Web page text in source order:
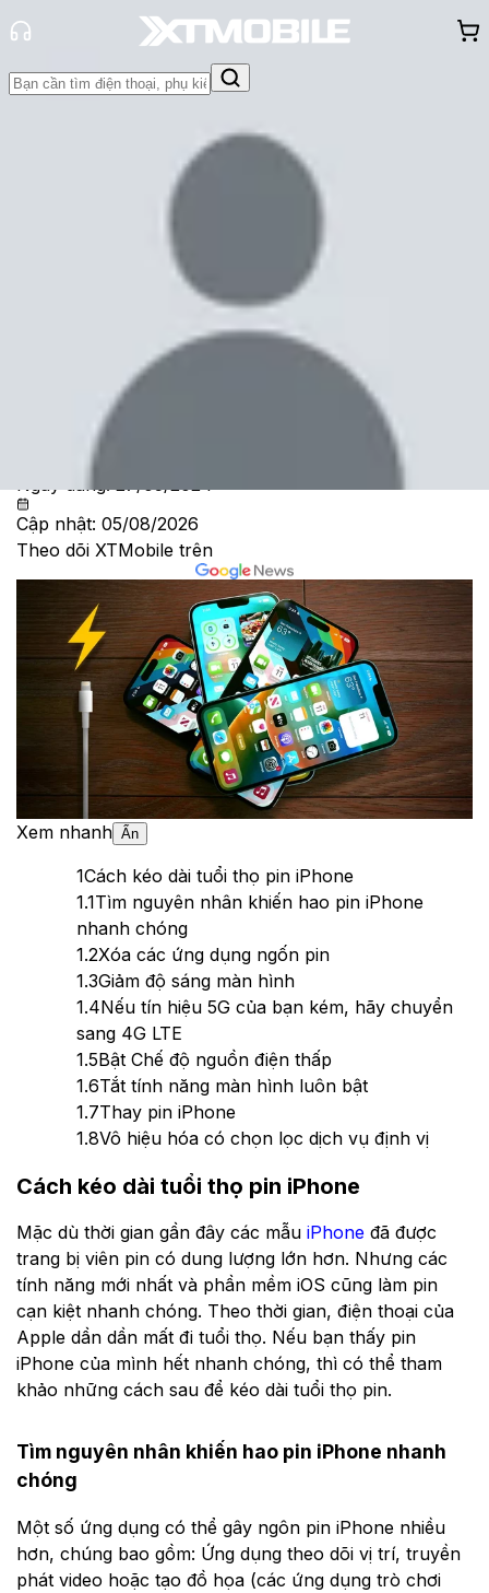
Hỏi đáp Thông báo
Tại sao iPhone của bạn nhanh hết
pin? Cách để kéo dài tuổi thọ pin
Cam Ngoan
Ngày đăng:27/05/2024
Cập nhật: 05/08/2026
Theo dõi XTMobile trên
Xem nhanh Ẩn
1Cách kéo dài tuổi thọ pin iPhone
1.1Tìm nguyên nhân khiến hao pin iPhone
nhanh chóng
1.2Xóa các ứng dụng ngốn pin
1.3Giảm độ sáng màn hình
1.4Nếu tín hiệu 5G của bạn kém, hãy chuyển
sang 4G LTE
1.5Bật Chế độ nguồn điện thấp
1.6Tắt tính năng màn hình luôn bật
1.7Thay pin iPhone
1.8Vô hiệu hóa có chọn lọc dịch vụ định vị
Cách kéo dài tuổi thọ pin iPhone
Mặc dù thời gian gần đây các mẫu iPhone đã được
trang bị viên pin có dung lượng lớn hơn. Nhưng các
tính năng mới nhất và phần mềm iOS cũng làm pin
cạn kiệt nhanh chóng. Theo thời gian, điện thoại của
Apple dần dần mất đi tuổi thọ. Nếu bạn thấy pin
iPhone của mình hết nhanh chóng, thì có thể tham
khảo những cách sau để kéo dài tuổi thọ pin.
Tìm nguyên nhân khiến hao pin iPhone nhanh
chóng
Một số ứng dụng có thể gây ngôn pin iPhone nhiều
hơn, chúng bao gồm: Ứng dụng theo dõi vị trí, truyền
phát video hoặc tạo đồ họa (các ứng dụng trò chơi